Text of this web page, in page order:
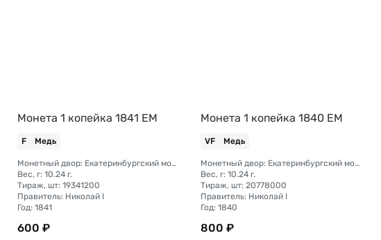
Монета 1 копейка 1841 ЕМ
F Медь
Монетный двор: Екатеринбургский монетный двор
Вес, г: 10.24 г.
Тираж, шт: 19341200
Правитель: Николай I
Год: 1841
600 ₽
Монета 1 копейка 1840 ЕМ
VF Медь
Монетный двор: Екатеринбургский монетный двор
Вес, г: 10.24 г.
Тираж, шт: 20778000
Правитель: Николай I
Год: 1840
800 ₽